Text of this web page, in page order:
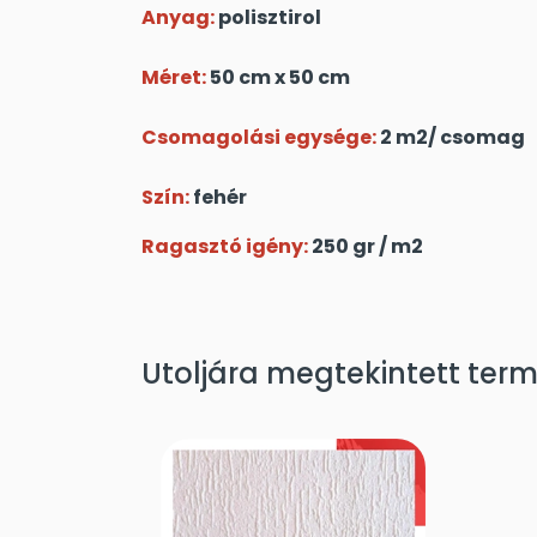
Anyag:polisztirol
Méret:50 cm x 50 cm
Csomagolási egysége:2 m2/ csomag
Szín:fehér
Ragasztó igény:250 gr / m2
Utoljára megtekintett